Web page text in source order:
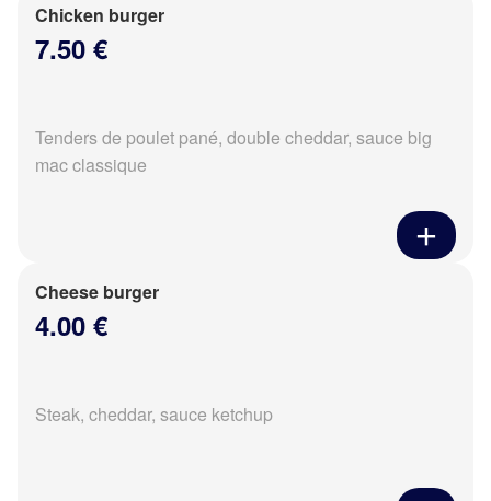
Chicken burger
7.50 €
Tenders de poulet pané, double cheddar, sauce big
mac classique
Cheese burger
4.00 €
Steak, cheddar, sauce ketchup